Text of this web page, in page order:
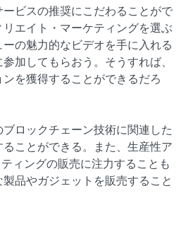
ビスの推奨にこだわることがで
エイト・マーケティングを選ぶ
の魅力的なビデオを手に入れる
加してもらおう。そうすれば、
を獲得することができるだろ
ロックチェーン技術に関連した
ことができる。また、生産性ア
ィングの販売に注力することも
品やガジェットを販売すること